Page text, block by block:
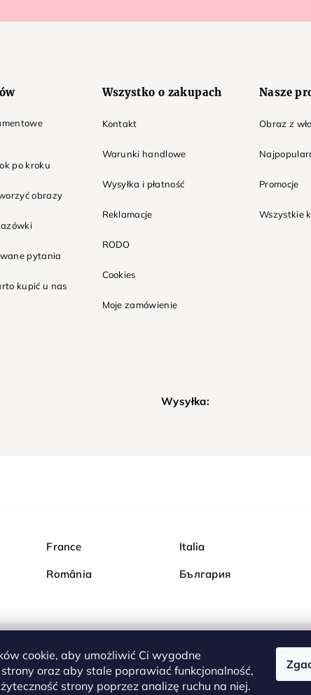
cookie, aby umożliwić Ci wygodne
oraz aby stale poprawiać funkcjonalność,
strony poprzez analizę ruchu na niej.
po kroku
obrazy
pytania
kupić u nas
Wszystko o zakupach
Kontakt
Warunki handlowe
Wysyłka i płatność
Reklamacje
RODO
Cookies
Moje zamówienie
Nasze
Obraz z
Promocje
Wszystkie
Wysyłka:
France Italia
România България
Kupuj bezpiecznie w
są całkowicie